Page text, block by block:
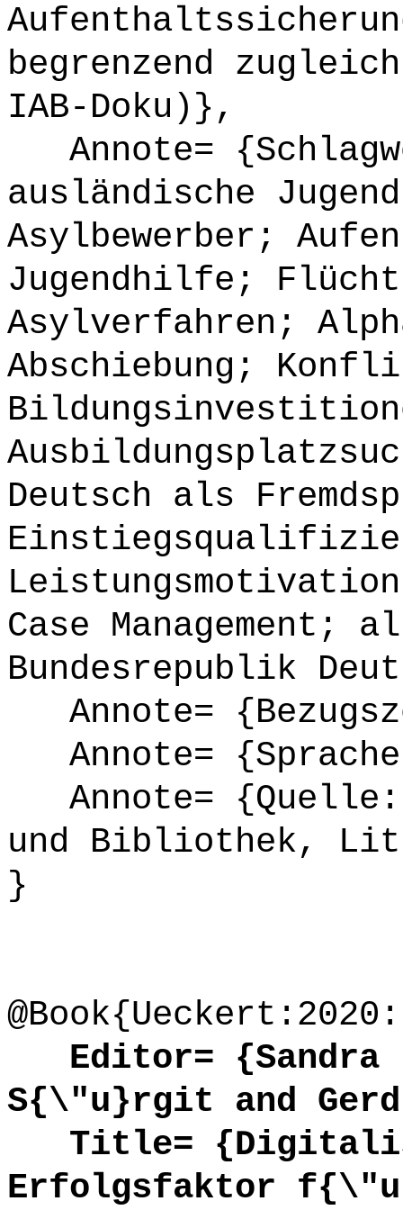
begrenzend
IAB-Doku)},
Annote=
ausländische
Asylbewerber;
Jugendhilfe;
Asylverfahren;
Abschiebung;
Deutsch als
Case Management;
Bundesrepublik
Annote=
Annote=
Annote= {Quelle:
und Bibliothek,
}
Editor= {Sandra
S{\"u}rgit and
Title=
Erfolgsfaktor